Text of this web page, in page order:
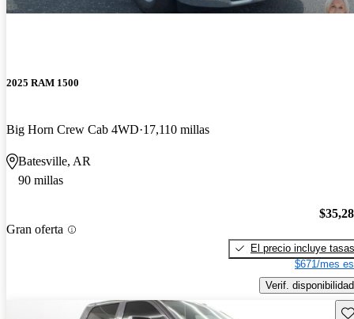
2025 RAM 1500
Big Horn Crew Cab 4WD 17,110 millas
Batesville, AR
90 millas
Gran oferta
El precio incluye tasas
$671/mes
Verif. disponibilidad